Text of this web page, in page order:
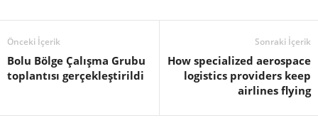
Önceki İçerik
Bolu Bölge Çalışma Grubu
toplantısı gerçekleştirildi
Sonraki İçerik
How specialized aerospace
logistics providers keep
airlines flying